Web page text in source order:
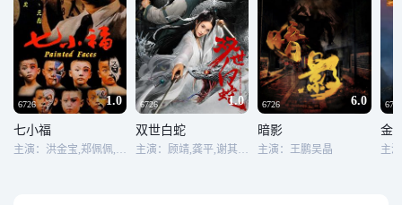
6726 1.0
七小福
主演：洪金宝,郑佩佩,林正英,钟锦任,张文龙
6726 1.0
双世白蛇
主演：顾靖,龚平,谢其均,李帛轩,张春仲
6726 6.0
暗影
主演：王鹏吴晶
6726
金